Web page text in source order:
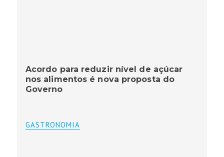
Acordo para reduzir nível de açúcar
nos alimentos é nova proposta do
Governo
GASTRONOMIA